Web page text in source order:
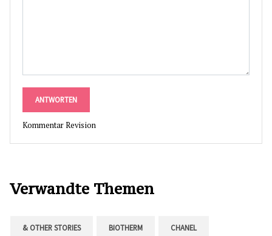
ANTWORTEN
Kommentar Revision
Verwandte Themen
& OTHER STORIES BIOTHERM CHANEL